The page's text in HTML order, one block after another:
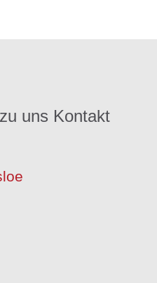
uns Kontakt